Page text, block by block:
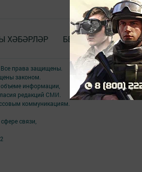
ХӘБӘРЛӘР БЕЗ_WhatsApp_та
права защищены.
законом.
информации,
редакций СМИ.
коммуникациям.
связи,